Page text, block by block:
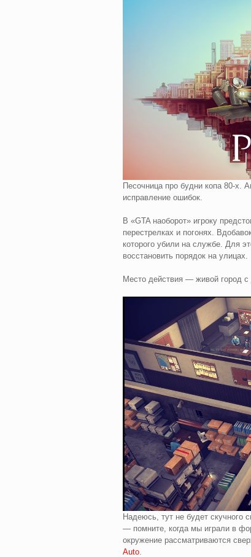
Песочница про будни копа 80-х.
исправление ошибок.
В «GTA наоборот» игроку
перестрелках и погонях.
которого убили на службе. Для
восстановить порядок на улицах.
Место действия — живой город
Надеюсь, тут не будет скучного
— помните, когда мы играли в
окружение рассматриваются
Auto.